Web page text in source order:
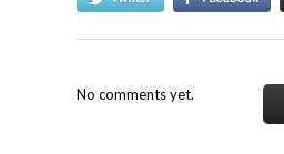
No comments yet.